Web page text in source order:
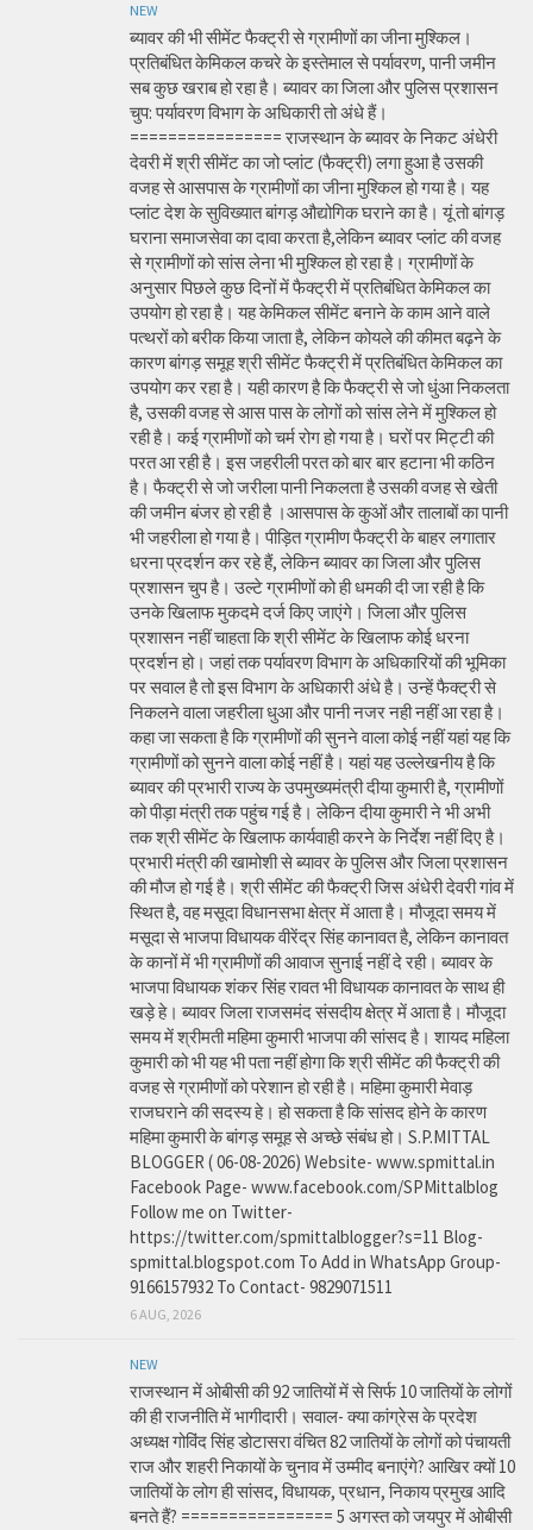
NEW
ब्यावर की भी सीमेंट फैक्ट्री से ग्रामीणों का जीना मुश्किल।
प्रतिबंधित केमिकल कचरे के इस्तेमाल से पर्यावरण, पानी जमीन
सब कुछ खराब हो रहा है। ब्यावर का जिला और पुलिस प्रशासन
चुप: पर्यावरण विभाग के अधिकारी तो अंधे हैं।
================ राजस्थान के ब्यावर के निकट अंधेरी
देवरी में श्री सीमेंट का जो प्लांट (फैक्ट्री) लगा हुआ है उसकी
वजह से आसपास के ग्रामीणों का जीना मुश्किल हो गया है। यह
प्लांट देश के सुविख्यात बांगड़ औद्योगिक घराने का है। यूं तो बांगड़
घराना समाजसेवा का दावा करता है,लेकिन ब्यावर प्लांट की वजह
से ग्रामीणों को सांस लेना भी मुश्किल हो रहा है। ग्रामीणों के
अनुसार पिछले कुछ दिनों में फैक्ट्री में प्रतिबंधित केमिकल का
उपयोग हो रहा है। यह केमिकल सीमेंट बनाने के काम आने वाले
पत्थरों को बरीक किया जाता है, लेकिन कोयले की कीमत बढ़ने के
कारण बांगड़ समूह श्री सीमेंट फैक्ट्री में प्रतिबंधित केमिकल का
उपयोग कर रहा है। यही कारण है कि फैक्ट्री से जो धुंआ निकलता
है, उसकी वजह से आस पास के लोगों को सांस लेने में मुश्किल हो
रही है। कई ग्रामीणों को चर्म रोग हो गया है। घरों पर मिट्टी की
परत आ रही है। इस जहरीली परत को बार बार हटाना भी कठिन
है। फैक्ट्री से जो जरीला पानी निकलता है उसकी वजह से खेती
की जमीन बंजर हो रही है ।आसपास के कुओं और तालाबों का पानी
भी जहरीला हो गया है। पीड़ित ग्रामीण फैक्ट्री के बाहर लगातार
धरना प्रदर्शन कर रहे हैं, लेकिन ब्यावर का जिला और पुलिस
प्रशासन चुप है। उल्टे ग्रामीणों को ही धमकी दी जा रही है कि
उनके खिलाफ मुकदमे दर्ज किए जाएंगे। जिला और पुलिस
प्रशासन नहीं चाहता कि श्री सीमेंट के खिलाफ कोई धरना
प्रदर्शन हो। जहां तक पर्यावरण विभाग के अधिकारियों की भूमिका
पर सवाल है तो इस विभाग के अधिकारी अंधे है। उन्हें फैक्ट्री से
निकलने वाला जहरीला धुआ और पानी नजर नही नहीं आ रहा है।
कहा जा सकता है कि ग्रामीणों की सुनने वाला कोई नहीं यहां यह कि
ग्रामीणों को सुनने वाला कोई नहीं है। यहां यह उल्लेखनीय है कि
ब्यावर की प्रभारी राज्य के उपमुख्यमंत्री दीया कुमारी है, ग्रामीणों
को पीड़ा मंत्री तक पहुंच गई है। लेकिन दीया कुमारी ने भी अभी
तक श्री सीमेंट के खिलाफ कार्यवाही करने के निर्देश नहीं दिए है।
प्रभारी मंत्री की खामोशी से ब्यावर के पुलिस और जिला प्रशासन
की मौज हो गई है। श्री सीमेंट की फैक्ट्री जिस अंधेरी देवरी गांव में
स्थित है, वह मसूदा विधानसभा क्षेत्र में आता है। मौजूदा समय में
मसूदा से भाजपा विधायक वीरेंद्र सिंह कानावत है, लेकिन कानावत
के कानों में भी ग्रामीणों की आवाज सुनाई नहीं दे रही। ब्यावर के
भाजपा विधायक शंकर सिंह रावत भी विधायक कानावत के साथ ही
खड़े हे। ब्यावर जिला राजसमंद संसदीय क्षेत्र में आता है। मौजूदा
समय में श्रीमती महिमा कुमारी भाजपा की सांसद है। शायद महिला
कुमारी को भी यह भी पता नहीं होगा कि श्री सीमेंट की फैक्ट्री की
वजह से ग्रामीणों को परेशान हो रही है। महिमा कुमारी मेवाड़
राजघराने की सदस्य हे। हो सकता है कि सांसद होने के कारण
महिमा कुमारी के बांगड़ समूह से अच्छे संबंध हो। S.P.MITTAL
BLOGGER ( 06-08-2026) Website- www.spmittal.in
Facebook Page- www.facebook.com/SPMittalblog
Follow me on Twitter-
https://twitter.com/spmittalblogger?s=11 Blog-
spmittal.blogspot.com To Add in WhatsApp Group-
9166157932 To Contact- 9829071511
6 AUG, 2026
NEW
राजस्थान में ओबीसी की 92 जातियों में से सिर्फ 10 जातियों के लोगों
की ही राजनीति में भागीदारी। सवाल- क्या कांग्रेस के प्रदेश
अध्यक्ष गोविंद सिंह डोटासरा वंचित 82 जातियों के लोगों को पंचायती
राज और शहरी निकायों के चुनाव में उम्मीद बनाएंगे? आखिर क्यों 10
जातियों के लोग ही सांसद, विधायक, प्रधान, निकाय प्रमुख आदि
बनते हैं? ================ 5 अगस्त को जयपुर में ओबीसी